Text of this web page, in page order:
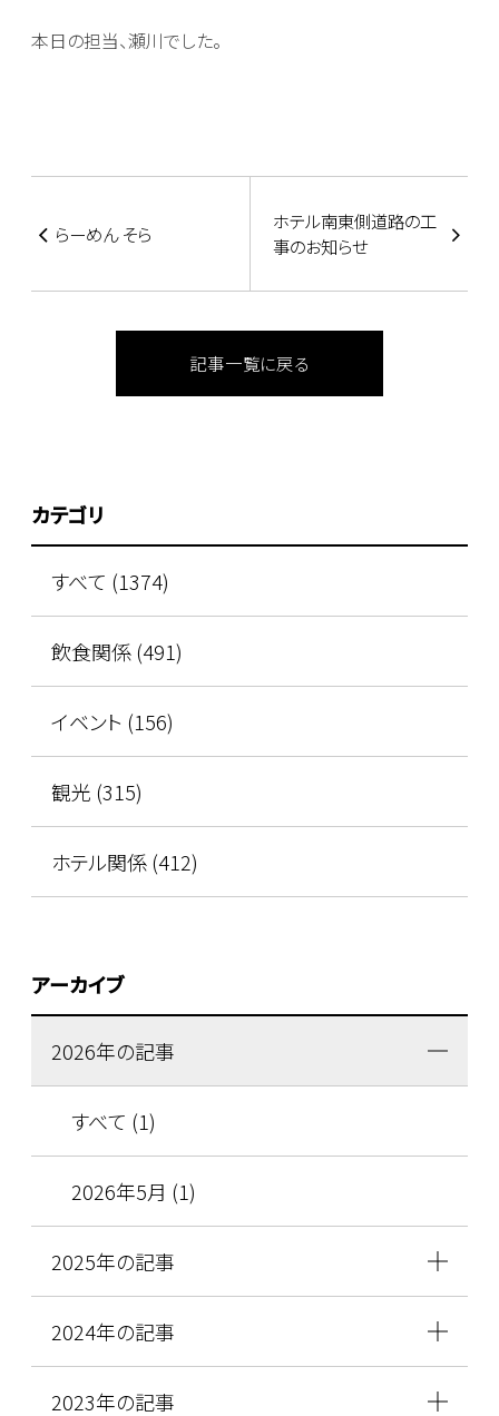
本日の担当、瀬川でした。
らーめん そら
ホテル南東側道路の工
事のお知らせ
記事一覧に戻る
カテゴリ
すべて (1374)
飲食関係 (491)
イベント (156)
観光 (315)
ホテル関係 (412)
アーカイブ
2026年の記事
すべて (1)
2026年5月 (1)
2025年の記事
2024年の記事
2023年の記事